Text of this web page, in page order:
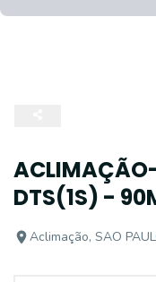
DTS(1S) -
Aclimação, SAO